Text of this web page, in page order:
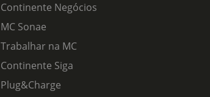
Continente Negócios
MC Sonae
Trabalhar na MC
Continente Siga
Plug&Charge